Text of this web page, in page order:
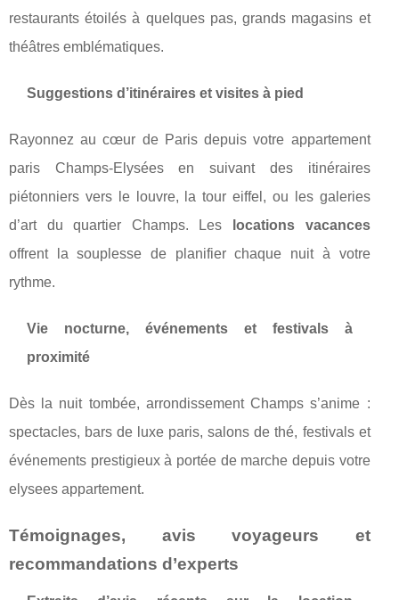
restaurants étoilés à quelques pas, grands magasins et
théâtres emblématiques.
Suggestions d’itinéraires et visites à pied
Rayonnez au cœur de Paris depuis votre appartement
paris Champs-Elysées en suivant des itinéraires
piétonniers vers le louvre, la tour eiffel, ou les galeries
d’art du quartier Champs. Les
locations vacances
offrent la souplesse de planifier chaque nuit à votre
rythme.
Vie nocturne, événements et festivals à
proximité
Dès la nuit tombée, arrondissement Champs s’anime :
spectacles, bars de luxe paris, salons de thé, festivals et
événements prestigieux à portée de marche depuis votre
elysees appartement.
Témoignages, avis voyageurs et
recommandations d’experts